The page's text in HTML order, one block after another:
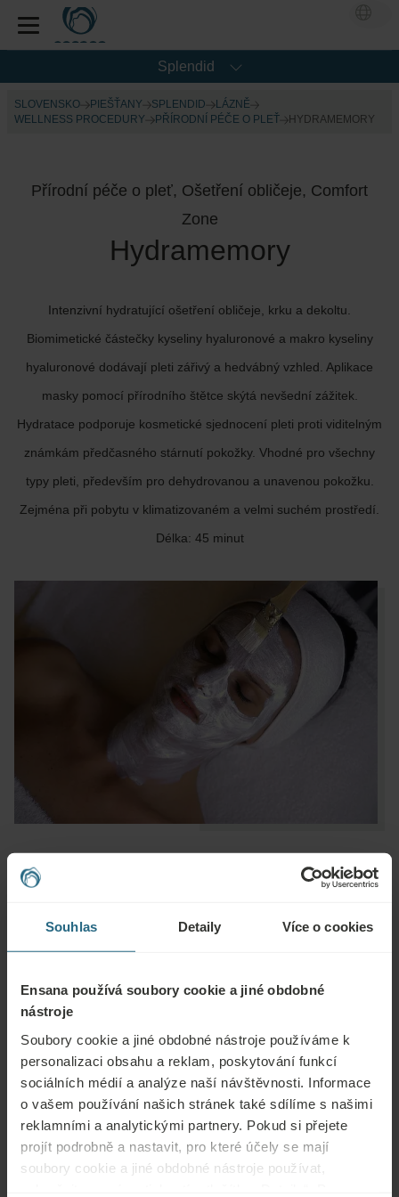
Souhlas Detaily Více o cookies
Ensana používá soubory cookie a jiné obdobné
nástroje
Soubory cookie a jiné obdobné nástroje používáme k
personalizaci obsahu a reklam, poskytování funkcí
sociálních médií a analýze naší návštěvnosti. Informace
o vašem používání našich stránek také sdílíme s našimi
reklamními a analytickými partnery. Pokud si přejete
projít podrobně a nastavit, pro které účely se mají
soubory cookie a jiné obdobné nástroje používat,
Splendid
SLOVENSKO PIEŠŤANY SPLENDID
LÁZNĚ
WELLNESS PROCEDURY
PŘÍRODNÍ PÉČE O PLEŤ HYDRAMEMORY
Přírodní péče o pleť, Ošetření obličeje, Comfort
Zone
Hydramemory
Intenzivní hydratující ošetření obličeje, krku a dekoltu.
Biomimetické částečky kyseliny hyaluronové a makro kyseliny
hyaluronové dodávají pleti zářivý a hedvábný vzhled. Aplikace
masky pomocí přírodního štětce skýtá nevšední zážitek.
Hydratace podporuje kosmetické sjednocení pleti proti viditelným
známkám předčasného stárnutí pokožky. Vhodné pro všechny
typy pleti, především pro dehydrovanou a unavenou pokožku.
Zejména při pobytu v klimatizovaném a velmi suchém prostředí.
Délka: 45 minut
Otázky
naleznete zde.
ZEPTAT SE
Rezervace
Naše nejlepší nabídky si můžete rezervovat zde. Pokud se chcete připojit k
našemu věrnostnímu programu a získat další slevy, výhody nebo chcete jen
dostávat aktuální informace o všech novinkách, klikněte zde.